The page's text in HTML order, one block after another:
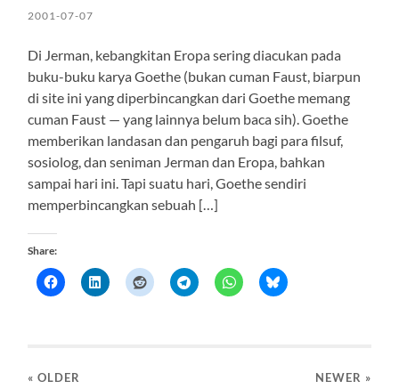
2001-07-07
Di Jerman, kebangkitan Eropa sering diacukan pada
buku-buku karya Goethe (bukan cuman Faust, biarpun
di site ini yang diperbincangkan dari Goethe memang
cuman Faust — yang lainnya belum baca sih). Goethe
memberikan landasan dan pengaruh bagi para filsuf,
sosiolog, dan seniman Jerman dan Eropa, bahkan
sampai hari ini. Tapi suatu hari, Goethe sendiri
memperbincangkan sebuah […]
Share:
« OLDER NEWER »